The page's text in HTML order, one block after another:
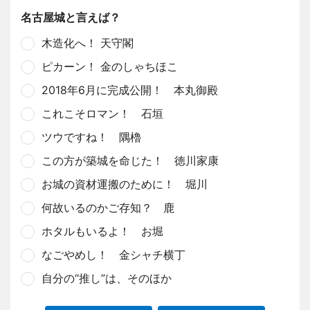
名古屋城と言えば？
木造化へ！ 天守閣
ピカーン！ 金のしゃちほこ
2018年6月に完成公開！ 本丸御殿
これこそロマン！ 石垣
ツウですね！ 隅櫓
この方が築城を命じた！ 徳川家康
お城の資材運搬のために！ 堀川
何故いるのかご存知？ 鹿
ホタルもいるよ！ お堀
なごやめし！ 金シャチ横丁
自分の“推し”は、そのほか